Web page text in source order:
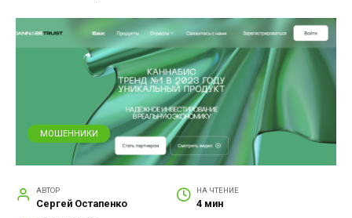
МОШЕННИКИ
АВТОР
Сергей Остапенко
НА ЧТЕНИЕ
4 мин